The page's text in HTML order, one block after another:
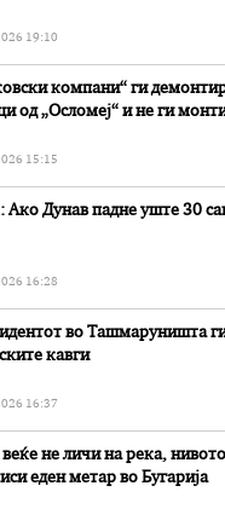
19:10
компани“ ги
од „Осломеј“ и не ги
15:15
Ако Дунав падне уште 30
16:28
во Ташмаруништa
кавги
16:37
не личи на река,
еден метар во Бугарија